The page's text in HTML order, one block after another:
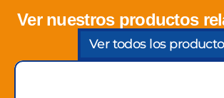
Ver nuestros productos
Ver todos los